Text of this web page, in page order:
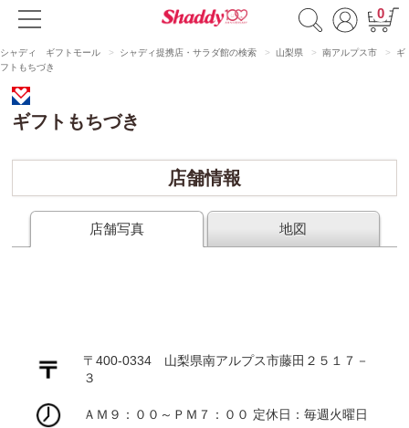
0
シャディ ギフトモール シャディ提携店・サラダ館の検索 山梨県 南アルプス市
ギ
フトもちづき
ギフトもちづき
店舗情報
店舗写真 地図
〒400-0334 山梨県南アルプス市藤田２５１７－
３
ＡＭ９：００～ＰＭ７：００ 定休日：毎週火曜日